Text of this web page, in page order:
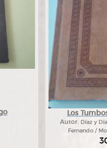
Los
Autor: Díaz y
Fernando /